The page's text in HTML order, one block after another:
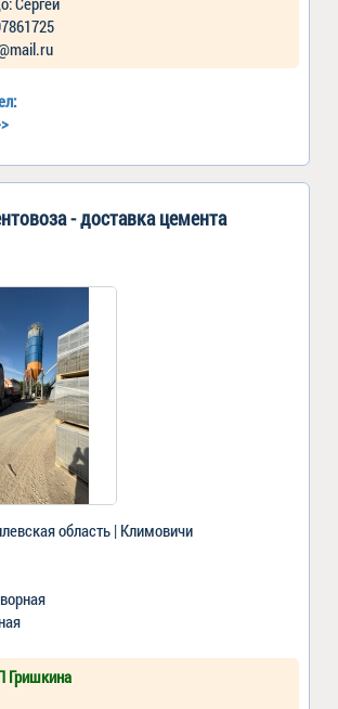
- доставка цемента
область | Климовичи
Гришкина